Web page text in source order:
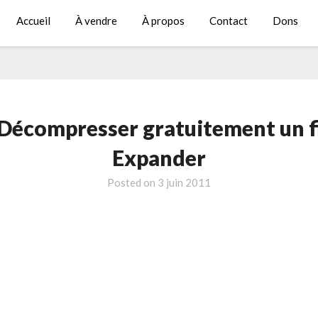
Accueil À vendre À propos Contact Dons
gratuitement un
Expander
Posted on 3 juin 2011